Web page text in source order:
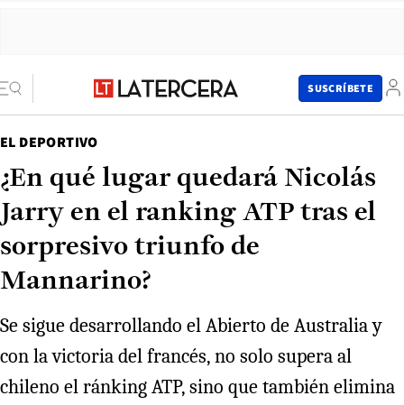
SUSCRÍBETE
EL DEPORTIVO
¿En qué lugar quedará Nicolás
Jarry en el ranking ATP tras el
sorpresivo triunfo de
Mannarino?
Se sigue desarrollando el Abierto de Australia y
con la victoria del francés, no solo supera al
chileno el ránking ATP, sino que también elimina